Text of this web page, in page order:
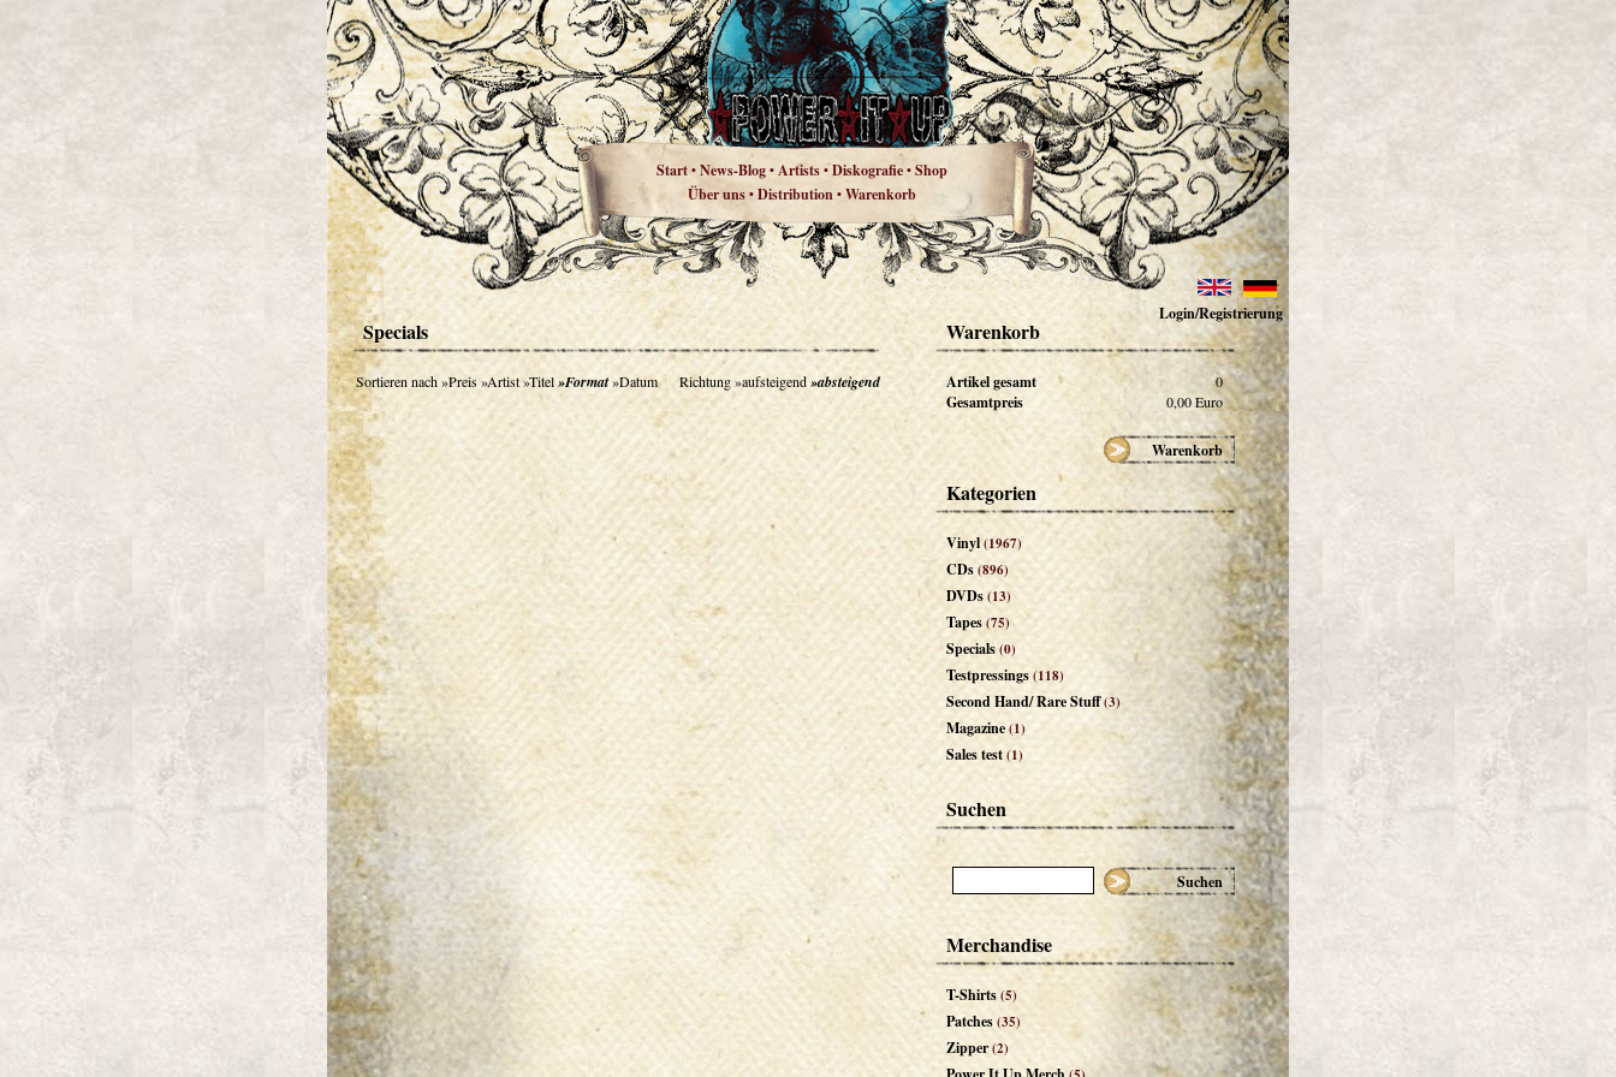
Start•News-Blog•Artists•Diskografie•Shop
Über uns•Distribution•Warenkorb
Login/Registrierung
Specials
Sortieren nach»Preis»Artist»Titel»Format»Datum Richtung»aufsteigend»absteigend
Warenkorb
Artikel gesamt 0
Gesamtpreis 0,00Euro
Warenkorb
Kategorien
Vinyl(1967)
CDs(896)
DVDs(13)
Tapes(75)
Specials(0)
Testpressings(118)
Second Hand/ Rare Stuff(3)
Magazine(1)
Sales test(1)
Suchen
Suchen
Merchandise
T-Shirts(5)
Patches(35)
Zipper(2)